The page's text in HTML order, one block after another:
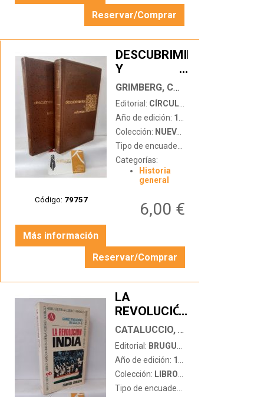
Reservar/Comprar
Código: 79757
DESCUBRIMIENTOS
Y
REFORMAS
…
GRIMBERG, CARL
Editorial: CÍRCULO DE AMIGOS DE LA HISTORIA
Año de edición: 1970
Colección: NUEVA HISTORIA UNIVERSAL
Tipo de encuadernación:
Categorías:
Historia
general
6,00 €
Más información
Reservar/Comprar
LA
REVOLUCIÓN
INDIA
…
CATALUCCIO, FRANCESCO
Editorial: BRUGUERA
Año de edición: 1970
Colección: LIBRO AMIGO
Tipo de encuadernación: